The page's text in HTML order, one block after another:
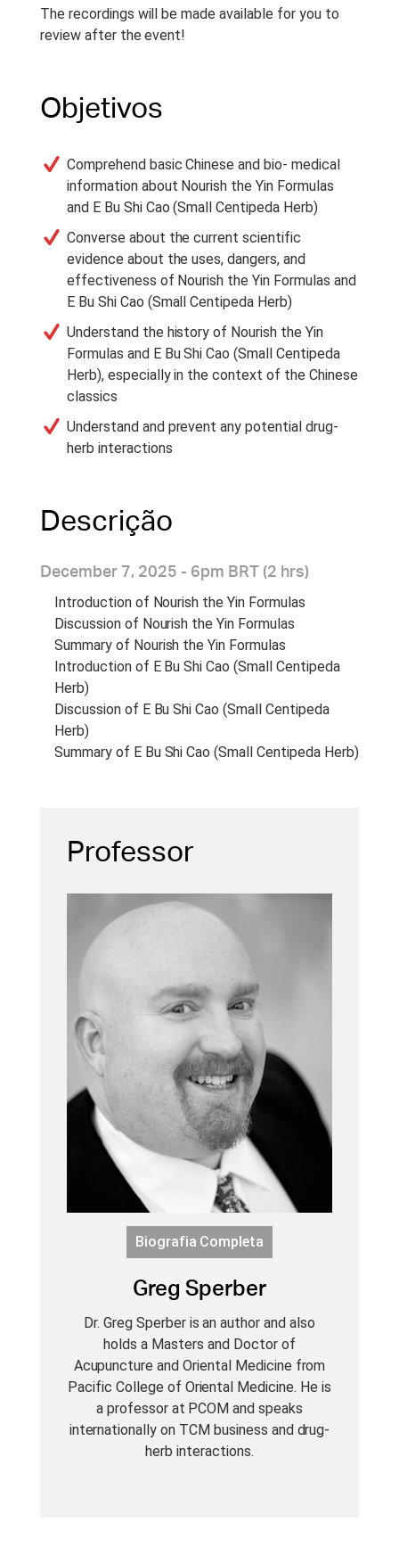
The recordings will be made available for you to
review after the event!
Objetivos
Comprehend basic Chinese and bio- medical
information about Nourish the Yin Formulas
and E Bu Shi Cao (Small Centipeda Herb)
Converse about the current scientific
evidence about the uses, dangers, and
effectiveness of Nourish the Yin Formulas and
E Bu Shi Cao (Small Centipeda Herb)
Understand the history of Nourish the Yin
Formulas and E Bu Shi Cao (Small Centipeda
Herb), especially in the context of the Chinese
classics
Understand and prevent any potential drug-
herb interactions
Descrição
December 7, 2025 - 6pm BRT (2 hrs)
Introduction of Nourish the Yin Formulas
Discussion of Nourish the Yin Formulas
Summary of Nourish the Yin Formulas
Introduction of E Bu Shi Cao (Small Centipeda
Herb)
Discussion of E Bu Shi Cao (Small Centipeda
Herb)
Summary of E Bu Shi Cao (Small Centipeda Herb)
Professor
Biografia Completa
Greg Sperber
Dr. Greg Sperber is an author and also
holds a Masters and Doctor of
Acupuncture and Oriental Medicine from
Pacific College of Oriental Medicine. He is
a professor at PCOM and speaks
internationally on TCM business and drug-
herb interactions.